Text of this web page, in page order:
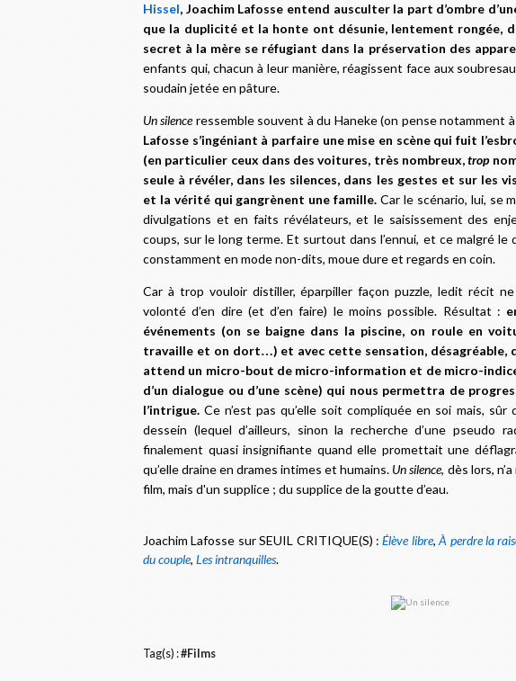
Hissel, Joachim Lafosse entend ausculter la part d’ombre
que la duplicité et la honte ont désunie, lentement rongée,
secret à la mère se réfugiant dans la préservation des
enfants qui, chacun à leur manière, réagissent face aux
soudain jetée en pâture.
Un silenceressemble souvent à du Haneke (on pense notamment
Lafosse s’ingéniant à parfaire une mise en scène qui fuit
(en particulier ceux dans des voitures, très nombreux,trop
seule à révéler, dans les silences, dans les gestes et sur les
et la vérité qui gangrènent une famille.Car le scénario, lui, se
divulgations et en faits révélateurs, et le saisissement des
coups, sur le long terme. Et surtout dans l’ennui, et ce malgré
constamment en mode non-dits, moue dure et regards en coin.
Car à trop vouloir distiller, éparpiller façon puzzle, ledit récit
volonté d’en dire (et d’en faire) le moins possible. Résultat :
événements (on se baigne dans la piscine, on roule en
travaille et on dort…) et avec cette sensation, désagréable,
attend un micro-bout de micro-information et de micro-
d’un dialogue ou d’une scène) qui nous permettra de
l’intrigue. Ce n’est pas qu’elle soit compliquée en soi mais, sûr
dessein (lequel d’ailleurs, sinon la recherche d’une pseudo
finalement quasi insignifiante quand elle promettait une
qu’elle draine en drames intimes et humains. Un silence, dès lors,
film, mais d'un supplice ; du supplice de la goutte d’eau.
Joachim Lafosse sur SEUIL CRITIQUE(S) :Élève libre,À perdre la
du couple, Les intranquilles.
Tag(s) :#Films